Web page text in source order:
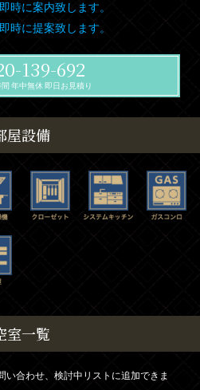
時に案内致します。
時に提案致します。
139-692
年中無休 即日お見積り
屋設備
室一覧
い合わせ、検討中リストに追加できま